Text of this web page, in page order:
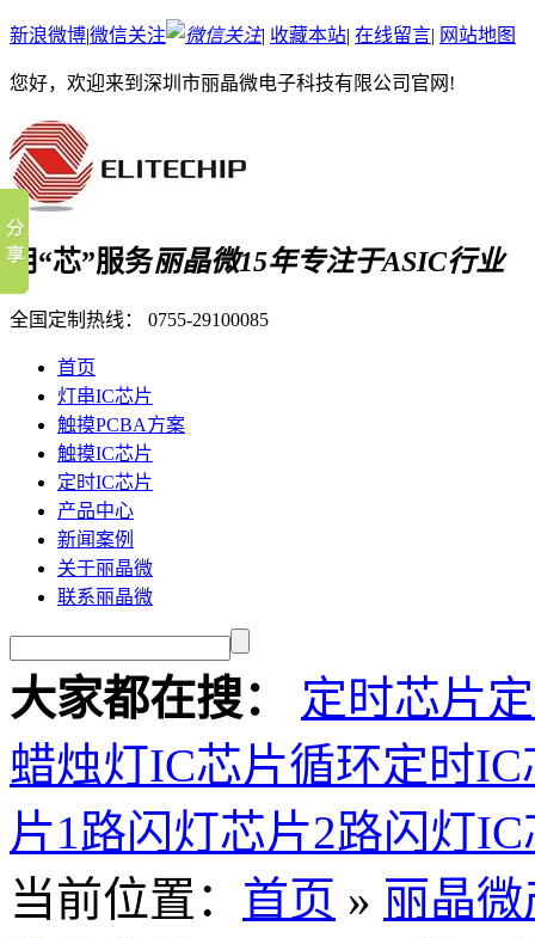
新浪微博|微信关注 | 收藏本站| 在线留言| 网站地图
您好，欢迎来到深圳市丽晶微电子科技有限公司官网!
用“芯”服务丽晶微15年专注于ASIC行业
全国定制热线： 0755-29100085
首页
灯串IC芯片
触摸PCBA方案
触摸IC芯片
定时IC芯片
产品中心
新闻案例
关于丽晶微
联系丽晶微
大家都在搜： 定时芯片
蜡烛灯IC芯片循环定时IC
片1路闪灯芯片2路闪灯
当前位置： 首页 » 丽晶